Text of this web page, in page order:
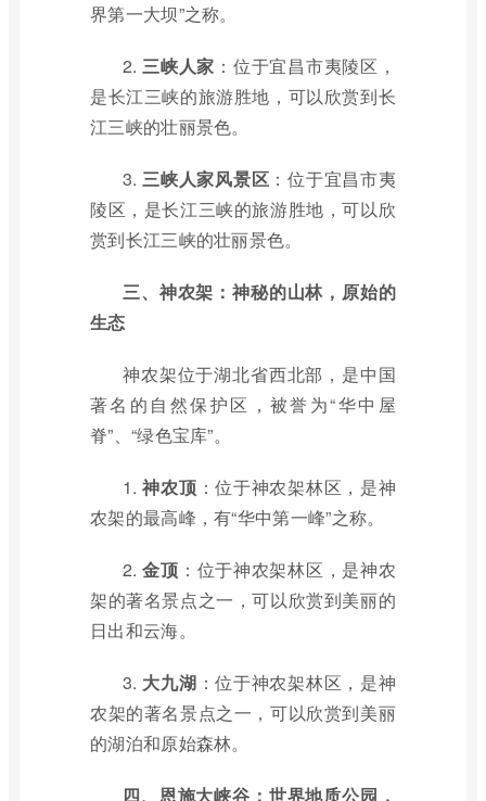
界第一大坝”之称。
2.三峡人家 ：位于宜昌市夷陵区，
是长江三峡的旅游胜地，可以欣赏到长
江三峡的壮丽景色。
3.三峡人家风景区 ：位于宜昌市夷
陵区，是长江三峡的旅游胜地，可以欣
赏到长江三峡的壮丽景色。
三、神农架：神秘的山林，原始的
生态
神农架位于湖北省西北部，是中国
著名的自然保护区，被誉为“华中屋
脊”、“绿色宝库”。
1.神农顶 ：位于神农架林区，是神
农架的最高峰，有“华中第一峰”之称。
2.金顶 ：位于神农架林区，是神农
架的著名景点之一，可以欣赏到美丽的
日出和云海。
3. 大九湖 ：位于神农架林区，是神
农架的著名景点之一，可以欣赏到美丽
的湖泊和原始森林。
四、恩施大峡谷：世界地质公园，